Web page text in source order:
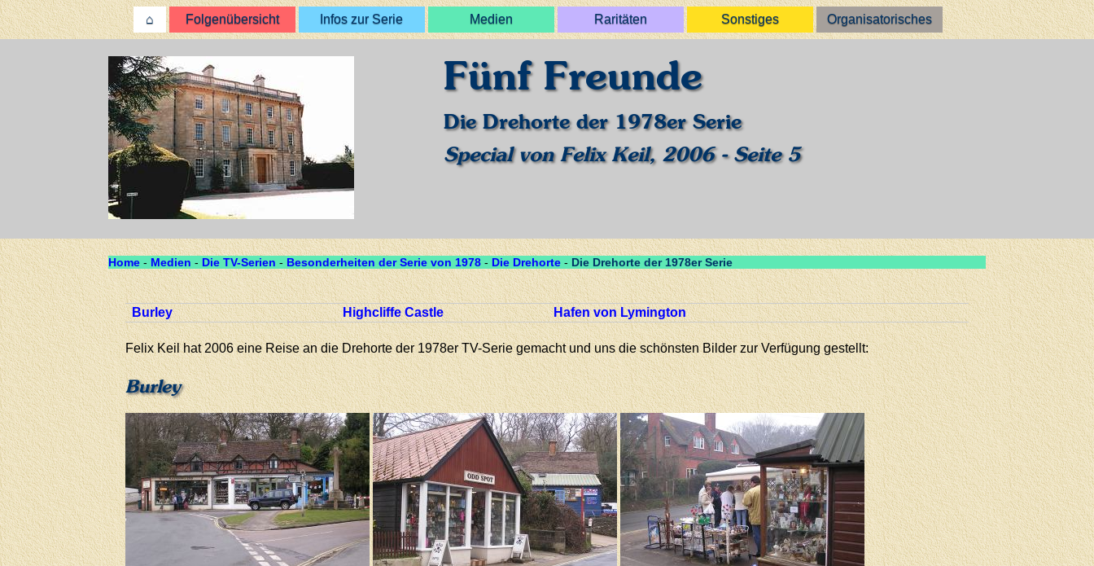
⌂ Folgenübersicht Infos zur Serie Medien Raritäten Sonstiges Organisatorisches
Fünf Freunde
Die Drehorte der 1978er Serie
Special von Felix Keil, 2006 - Seite 5
Home - Medien - Die TV-Serien - Besonderheiten der Serie von 1978 - Die Drehorte - Die Drehorte der 1978er Serie
Burley Highcliffe Castle Hafen von Lymington
Felix Keil hat 2006 eine Reise an die Drehorte der 1978er TV-Serie gemacht und uns die schönsten Bilder zur Verfügung gestellt:
Burley